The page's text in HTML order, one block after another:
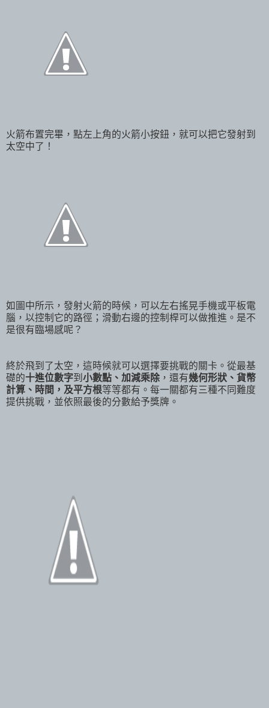
火箭布置完畢，點左上角的火箭小按鈕，就可以把它發射到
太空中了！
如圖中所示，發射火箭的時候，可以左右搖晃手機或平板電
腦，以控制它的路徑；滑動右邊的控制桿可以做推進。是不
是很有臨場感呢？
終於飛到了太空，這時候就可以選擇要挑戰的關卡。從最基
礎的十進位數字到 小數點、加減乘除 ，還有幾何形狀、貨幣
計算、時間，及平方根等等都有。每一關都有三種不同難度
提供挑戰，並依照最後的分數給予獎牌。